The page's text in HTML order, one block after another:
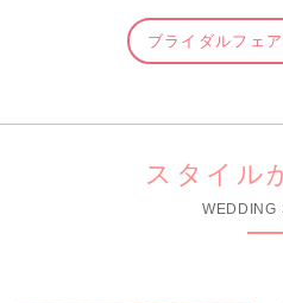
ブライダルフェ
スタイル
WEDDING